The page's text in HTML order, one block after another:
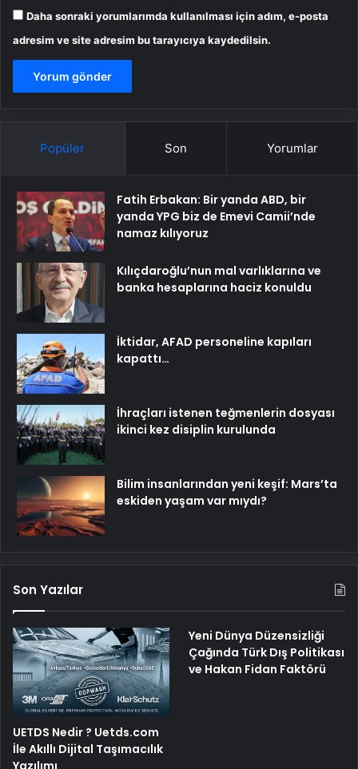
Daha sonraki yorumlarımda kullanılması için adım, e-posta
adresim ve site adresim bu tarayıcıya kaydedilsin.
Popüler Son Yorumlar
Fatih Erbakan: Bir yanda ABD, bir
yanda YPG biz de Emevi Camii’nde
namaz kılıyoruz
Kılıçdaroğlu’nun mal varlıklarına ve
banka hesaplarına haciz konuldu
İktidar, AFAD personeline kapıları
kapattı…
İhraçları istenen teğmenlerin dosyası
ikinci kez disiplin kurulunda
Bilim insanlarından yeni keşif: Mars’ta
eskiden yaşam var mıydı?
Son Yazılar
UETDS Nedir ? Uetds.com
İle Akıllı Dijital Taşımacılık
Yazılımı
Yeni Dünya Düzensizliği
Çağında Türk Dış Politikası
ve Hakan Fidan Faktörü